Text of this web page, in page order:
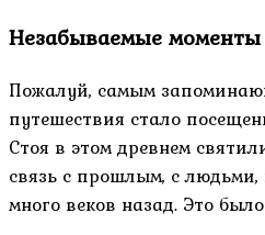
Незабываемые моменты
Пожалуй, самым
путешествия стало
Стоя в этом древнем
связь с прошлым, с людьми,
много веков назад. Это было